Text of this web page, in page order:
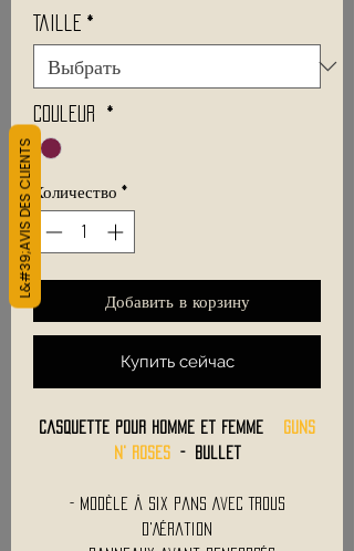
Taille *
Couleur *
Количество *
Добавить в корзину
Купить сейчас
Casquette pour Homme et Femme
GUNS
N' ROSES- Bullet
- Modèle à Six Pans Avec Trous
d'Aération
L&#39;AVIS DES CLIENTS